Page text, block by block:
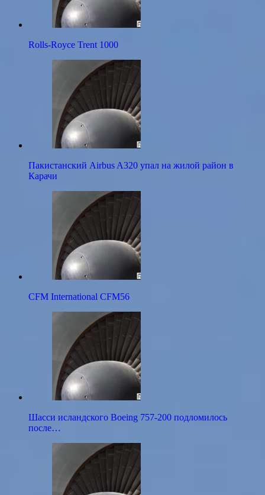
Rolls-Royce Trent 1000
Пакистанский Airbus A320 упал на жилой район в
Карачи
CFM International CFM56
Шасси исландского Boeing 757-200 подломилось
после…